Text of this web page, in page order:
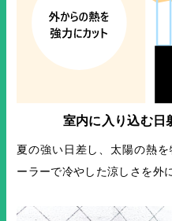
室内に入り込む日
夏の強い日差し、太陽の熱
ーラーで冷やした涼しさを外